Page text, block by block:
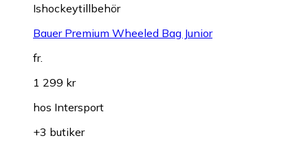
Ishockeytillbehör
Bauer Premium Wheeled Bag Junior
fr.
1 299 kr
hos Intersport
+3 butiker